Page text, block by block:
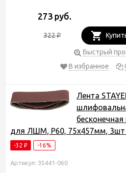
273 руб.
322₽
Быстрый
В избранное
Лента
бесконечная
для ЛШМ, P60, 75х457мм, 3шт
-32 ₽ -16%
Артикул: 35441-060